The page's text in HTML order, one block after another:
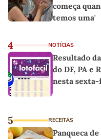
começa
temos uma'
4 NOTÍCIAS
Resultado
do DF, PA e
nesta
5 RECEITAS
Panqueca